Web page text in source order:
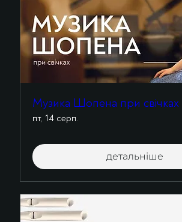
Музика Шопена при свічках
пт, 14 серп.
детальніше